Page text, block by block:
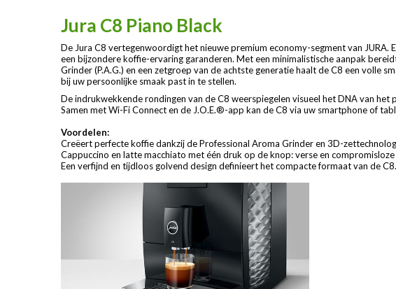
Jura C8 Piano Black
De Jura C8 vertegenwoordigt het nieuwe premium economy-segment van
een bijzondere koffie-ervaring garanderen. Met een minimalistische aanpak
Grinder (P.A.G.) en een zetgroep van de achtste generatie haalt de C8 een volle
bij uw persoonlijke smaak past in te stellen.
De indrukwekkende rondingen van de C8 weerspiegelen visueel het DNA van
Samen met Wi-Fi Connect en de J.O.E.®-app kan de C8 via uw smartphone of
Voordelen:
Creëert perfecte koffie dankzij de Professional Aroma Grinder en 3D-
Cappuccino en latte macchiato met één druk op de knop: verse en
Een verfijnd en tijdloos golvend design definieert het compacte formaat van de C8.